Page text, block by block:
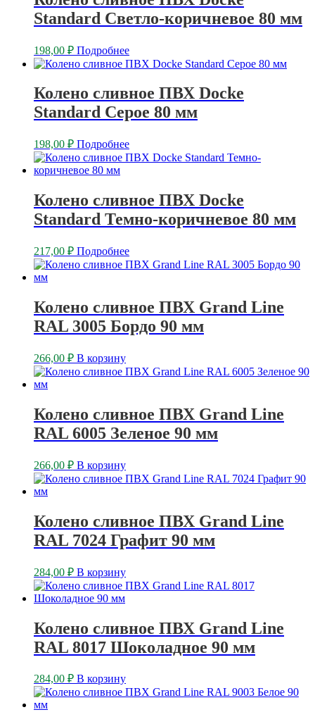
Standard Светло-коричневое 80 мм
198,00 ₽ Подробнее
Колено сливное ПВХ Docke
Standard Серое 80 мм
198,00 ₽ Подробнее
Колено сливное ПВХ Docke
Standard Темно-коричневое 80 мм
217,00 ₽ Подробнее
Колено сливное ПВХ Grand Line
RAL 3005 Бордо 90 мм
266,00 ₽ В корзину
Колено сливное ПВХ Grand Line
RAL 6005 Зеленое 90 мм
266,00 ₽ В корзину
Колено сливное ПВХ Grand Line
RAL 7024 Графит 90 мм
284,00 ₽ В корзину
Колено сливное ПВХ Grand Line
RAL 8017 Шоколадное 90 мм
284,00 ₽ В корзину